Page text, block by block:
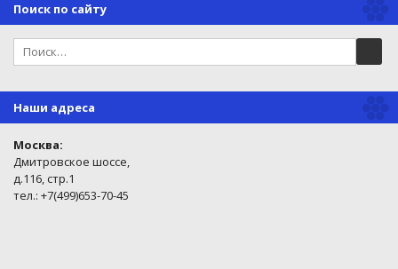
Поиск по сайту
Наши адреса
Москва:
Дмитровское шоссе,
д.116, стр.1
тел.: +7(499)653-70-45